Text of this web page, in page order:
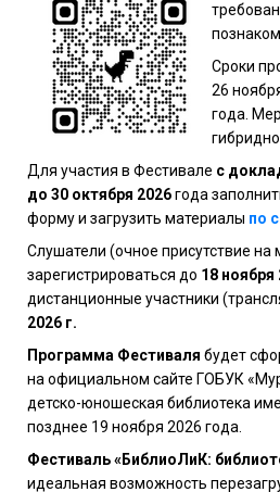
Сроки
26
года.
Для участия в Фестивале с
до 30 октября 2026года
форму и загрузить материалы по
Слушатели (очное присутствие на
зарегистрироваться до 18 ноября
дистанционные участники
2026 г.
Программа Фестиваля будет
на официальном сайте ГОБУК
детско-юношеская библиотека
позднее 19 ноября 2026 года.
Фестиваль «БиблиоЛиК:
идеальная возможность